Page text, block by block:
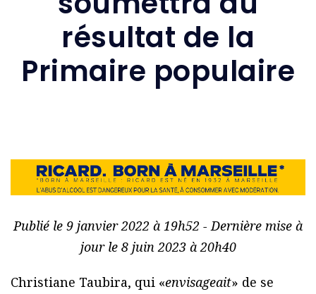
résultat de la
Primaire populaire
Publié le 9 janvier 2022 à 19h52 - Dernière mise à
jour le 8 juin 2023 à 20h40
Christiane Taubira, qui «envisageait» de se